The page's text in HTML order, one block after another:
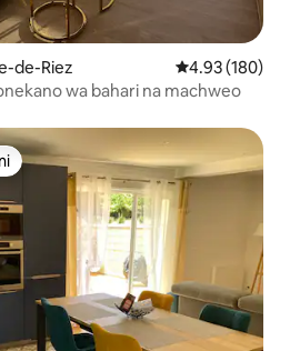
de-Riez Ukadiriaji wa
4.93 (180)
wa bahari na machweo
wageni